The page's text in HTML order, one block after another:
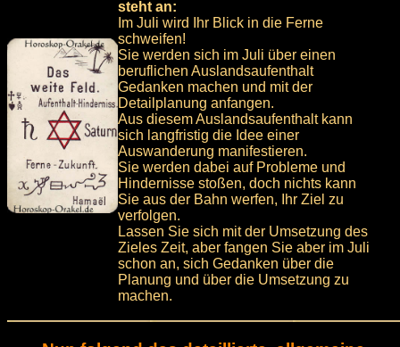
steht an:
Im Juli wird Ihr Blick in die Ferne
schweifen!
Sie werden sich im Juli über einen
beruflichen Auslandsaufenthalt
Gedanken machen und mit der
Detailplanung anfangen.
Aus diesem Auslandsaufenthalt kann
sich langfristig die Idee einer
Auswanderung manifestieren.
Sie werden dabei auf Probleme und
Hindernisse stoßen, doch nichts kann
Sie aus der Bahn werfen, Ihr Ziel zu
verfolgen.
Lassen Sie sich mit der Umsetzung des
Zieles Zeit, aber fangen Sie aber im Juli
schon an, sich Gedanken über die
Planung und über die Umsetzung zu
machen.